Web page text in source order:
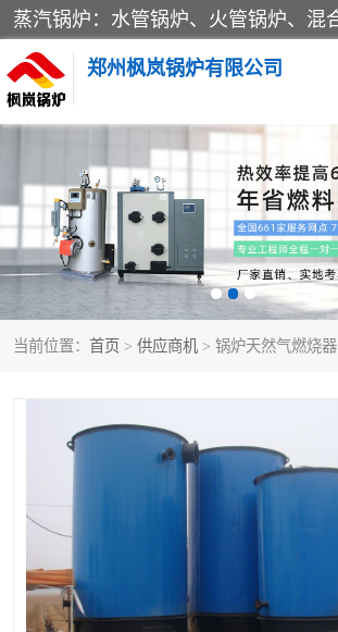
郑州枫岚锅炉有限公司
当前位置： 首页 > 供应商机 > 锅炉天然气燃烧器